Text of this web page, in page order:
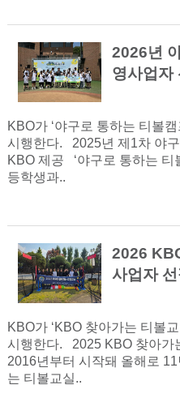
2026년
영사업자
KBO가 ‘야구로 통하는 티볼
시행한다. 2025년 제1차 야
KBO 제공 ‘야구로 통하는 티
등학생과..
2026
사업자
KBO가 ‘KBO 찾아가는 티볼
시행한다. 2025 KBO 찾아가
2016년부터 시작돼 올해로
는 티볼교실..